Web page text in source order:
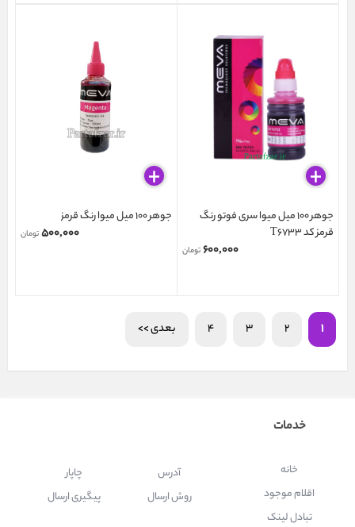
جوهر 100 میل میوا سری فوتو رنگ
قرمز کد T6733
۶۰۰,۰۰۰تومان
جوهر 100 میل میوا رنگ قرمز
۵۰۰,۰۰۰تومان
1
2
3
4 بعدی >>
خدمات
خانه
اقلام موجود
تبادل لینک
آدرس
روش ارسال
چاپار
پیگیری ارسال